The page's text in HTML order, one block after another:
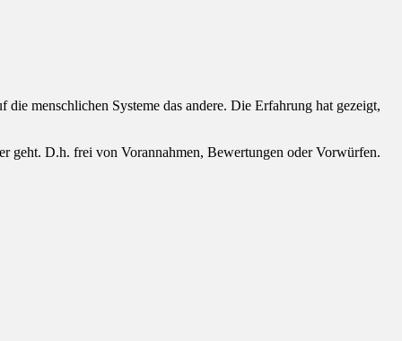
menschlichen Systeme das andere. Die Erfahrung hat gezeigt,
geht. D.h. frei von Vorannahmen, Bewertungen oder Vorwürfen.